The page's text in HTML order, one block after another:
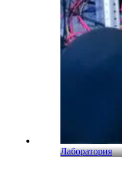
Лаборатория